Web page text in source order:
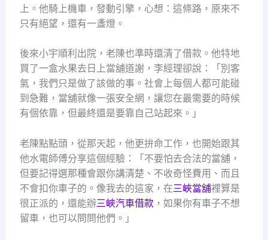
上。他騎上機車，發動引擎，心想：這條路，原來不
只有絕望，還有一盞燈。
後來小宇順利出院，老陳也準時還清了借款。他特地
買了一盒水果去日上當舖道謝，李經理卻說：「別客
氣，我們只是做了該做的事。社會上每個人都可能碰
到急難，當舖就像一張安全網，讓您在最需要的時候
有個依靠，但最終還是要靠自己站起來。」
老陳點點頭，從那天起，他更拚命工作，也開始跟其
他水電師傅分享這個經驗：「不要怕去合法的當舖，
但要記得選那種會跟你講清楚、不收奇怪費用、而且
不會扣你車子的。像我去的這家，在三峽當舖裡算是
很正派的，還能辦三峽汽車借款，如果你有車子不想
留車，也可以問問他們。」